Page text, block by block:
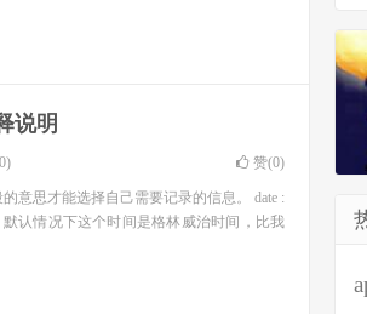
说明
赞(0)
意思才能选择自己需要记录的信息。 date :
认情况下这个时间是格林威治时间，比我